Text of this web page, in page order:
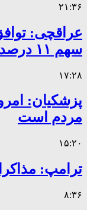
۲۱:۳۶
عراقچی:
سهم ۱۱ درصدی ایران از خزر
۱۷:۲۸
پزشکیان:
مردم است
۱۵:۲۰
ترامپ:
۸:۳۶